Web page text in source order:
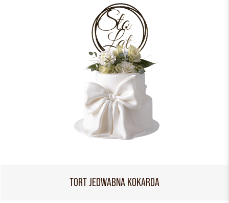
TORT JEDWABNA KOKARDA